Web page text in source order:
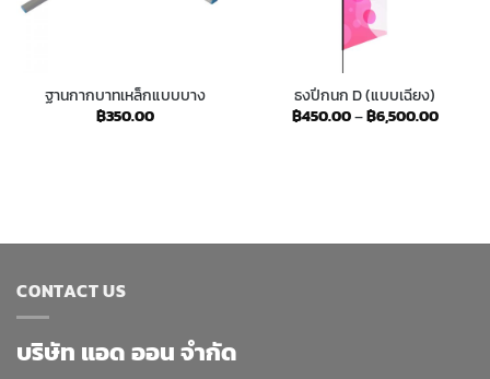
ฐานกากบาทเหล็กแบบบาง
฿350.00
ธงปีกนก D (แบบเฉียง)
฿450.00–฿6,500.00Price
range:
CONTACT US
บริษัท แอด ออน จำกัด